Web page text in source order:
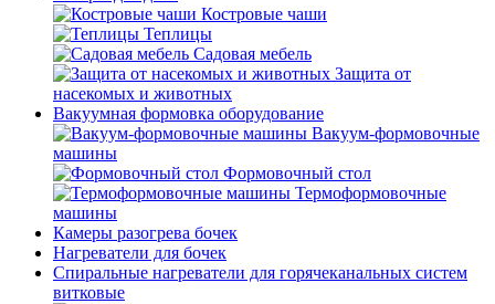
Костровые чаши
Теплицы
Садовая мебель
Защита от
насекомых и животных
Вакуумная формовка оборудование
Вакуум-формовочные
машины
Формовочный стол
Термоформовочные
машины
Камеры разогрева бочек
Нагреватели для бочек
Спиральные нагреватели для горячеканальных систем
витковые